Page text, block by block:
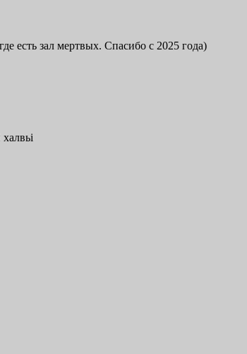
есть зал мертвых. Спасибо с 2025 года)